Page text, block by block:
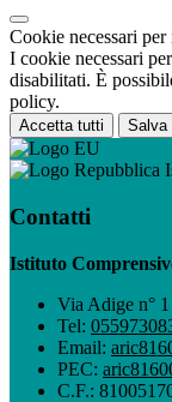
Cookie necessari
I cookie necessari
disabilitati. È
policy.
Accetta tutti Salva
Contatti
Istituto
Via Adige n°
Tel:
Email:
PEC:
C.F.: